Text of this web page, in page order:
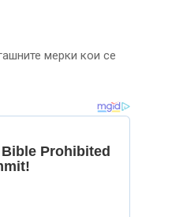
мерки кои се